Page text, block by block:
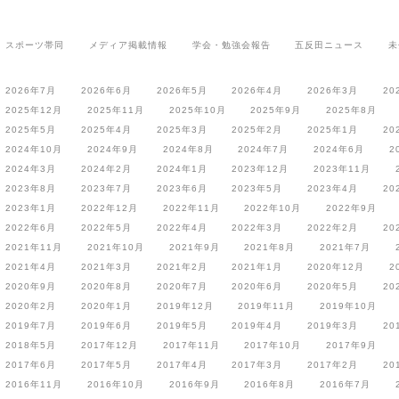
スポーツ帯同 メディア掲載情報 学会・勉強会報告 五反田ニュース
2026年7月 2026年6月 2026年5月 2026年4月 2026年3月
2025年12月
2025年11月 2025年10月 2025年9月
2025年8月
2025年5月
2025年4月 2025年3月 2025年2月 2025年1月
2024年10月
2024年9月 2024年8月 2024年7月 2024年6月
2024年3月
2024年2月 2024年1月 2023年12月 2023年11月
2023年8月
2023年7月 2023年6月 2023年5月 2023年4月
2023年1月
2022年12月 2022年11月 2022年10月
2022年9月
2022年6月
2022年5月 2022年4月 2022年3月 2022年2月
2021年11月
2021年10月 2021年9月 2021年8月 2021年7月
2021年4月
2021年3月 2021年2月 2021年1月 2020年12月
2020年9月
2020年8月 2020年7月 2020年6月 2020年5月
2020年2月
2020年1月 2019年12月 2019年11月
2019年10月
2019年7月
2019年6月 2019年5月 2019年4月 2019年3月
2018年5月
2017年12月 2017年11月 2017年10月
2017年9月
2017年6月
2017年5月 2017年4月 2017年3月 2017年2月
2016年11月
2016年10月 2016年9月 2016年8月 2016年7月